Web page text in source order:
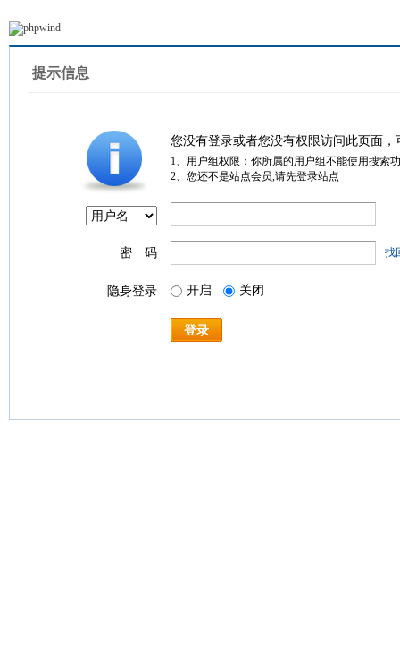
提示信息
您没有登录或者您没有权限访问此页面
1、用户组权限：你所属的用户组不能使用搜索
2、您还不是站点会员,请先登录站点
密 码 找
隐身登录 开启 关闭
登录